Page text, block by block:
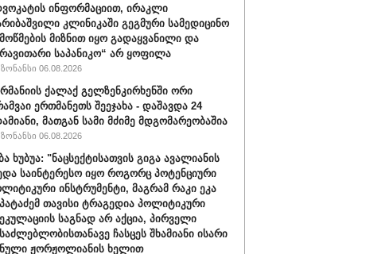
ინფორმაციით, ირაკლი
კლინიკაში გეგმური სამედიცინო
მიზნით იყო გადაყვანილი და
საპანიკო“ არ ყოფილა
06.08.2026
ქალაქ გელზენკირხენში ორი
ერთმანეთს შეეჯახა - დაშავდა 24
მათგან სამი მძიმე მდგომარეობაშია
06.08.2026
ხუბუა: "ნაცსექტისათვის გიგა ავალიანის
საინტერესო იყო როგორც პოტენციური
ინსტრუმენტი, მაგრამ რაკი ეკა
თავისი ტრაგედია პოლიტიკური
საგნად არ აქცია, პირველი
ჩასცეს შხამიანი ისარი
ჟორჟოლიანის ხელით